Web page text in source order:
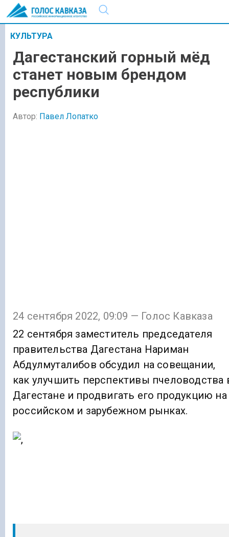
КУЛЬТУРА
Дагестанский горный мёд
станет новым брендом
республики
Автор: Павел Лопатко
24 сентября 2022, 09:09 — Голос Кавказа
22 сентября заместитель председателя
правительства Дагестана Нариман
Абдулмуталибов обсудил на совещании,
как улучшить перспективы пчеловодства
Дагестане и продвигать его продукцию на
российском и зарубежном рынках.